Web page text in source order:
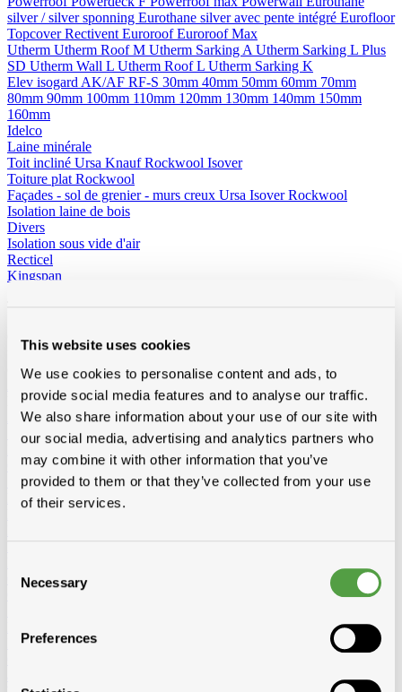
This website uses cookies
We use cookies to personalise content and ads, to
provide social media features and to analyse our traffic.
We also share information about your use of our site with
our social media, advertising and analytics partners who
may combine it with other information that you’ve
provided to them or that they’ve collected from your use
of their services.
Selection
Necessary
Preferences
silver / silver sponning Eurothane silver avec pente intégré Eurofloor
TopcoverRectivent EuroroofEuroroof Max
Utherm Utherm Roof M Utherm Sarking A Utherm Sarking L Plus
SD Utherm Wall L Utherm Roof L Utherm Sarking K
Elev isogard AK/AF RF-S 30mm 40mm 50mm 60mm 70mm
80mm 90mm 100mm 110mm 120mm 130mm 140mm 150mm
160mm
Idelco
Laine minérale
Toit incliné Ursa KnaufRockwool Isover
Toiture plat Rockwool
Façades - sol de grenier - murs creux Ursa IsoverRockwool
Isolation laine de bois
Divers
Isolation sous vide d'air
Recticel
Kingspan
Tous les accessoires
Chez Toitmat, retrouvez tous les accessoires pour toiture et façade:
films, mastics, colles, ventilation, rives, conduits, escaliers, fixations,
outils et vêtements pros. Pour un chantier efficace et soigné.
Afficher tous les produits de Accessoires
Loading...
Accessoires toit et bardage
Substitut de plombWakaflexKoraflex EterflexAlu loodflex
EPDM remplacement de plomb autocollant
Connectalu classicCreaflex
Sous-faîtièreRouleauxDivers
RivesAlu Polyester
Liquides et colle pout toiture platImperbel liquides et colleIkopro
ChanfreinsImperbel
Imperméabilisation